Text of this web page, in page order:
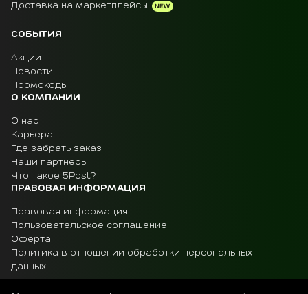
Доставка на маркетплейсы
СОБЫТИЯ
Акции
Новости
Промокоды
О КОМПАНИИ
О нас
Карьера
Где забрать заказ
Наши партнёры
Что такое 5Post?
ПРАВОВАЯ ИНФОРМАЦИЯ
Правовая информация
Пользовательское соглашение
Оферта
Политика в отношении обработки персональных
данных